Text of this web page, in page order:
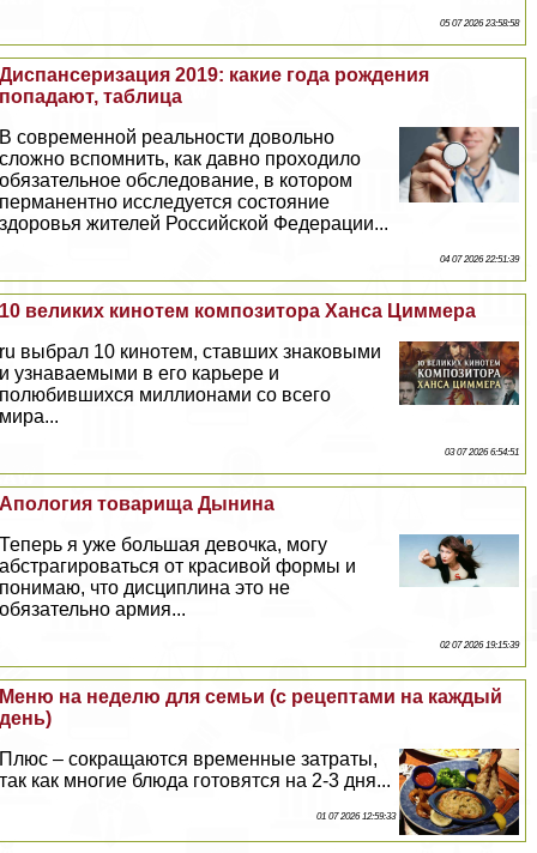
05 07 2026 23:58:58
Диспансеризация 2019: какие года рождения
попадают, таблица
В современной реальности довольно
сложно вспомнить, как давно проходило
обязательное обследование, в котором
перманентно исследуется состояние
здоровья жителей Российской Федерации...
04 07 2026 22:51:39
10 великих кинотем композитора Ханса Циммера
ru выбрал 10 кинотем, ставших знаковыми
и узнаваемыми в его карьере и
полюбившихся миллионами со всего
мира...
03 07 2026 6:54:51
Апология товарища Дынина
Теперь я уже большая дeвoчка, могу
абстрагироваться от красивой формы и
понимаю, что дисциплина это не
обязательно армия...
02 07 2026 19:15:39
Меню на неделю для семьи (с рецептами на каждый
день)
Плюс – сокращаются временные затраты,
так как многие блюда готовятся на 2-3 дня...
01 07 2026 12:59:33